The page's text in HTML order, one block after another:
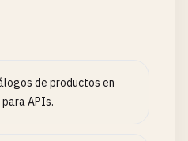
de productos en
APIs.